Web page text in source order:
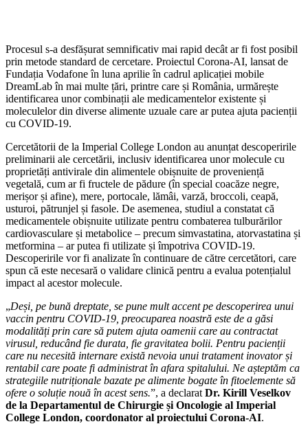
Procesul s-a desfășurat semnificativ mai rapid decât ar fi fost posibil
prin metode standard de cercetare. Proiectul Corona-AI, lansat de
Fundația Vodafone în luna aprilie în cadrul aplicației mobile
DreamLab în mai multe țări, printre care și România, urmărește
identificarea unor combinații ale medicamentelor existente și
moleculelor din diverse alimente uzuale care ar putea ajuta pacienții
cu COVID-19.
Cercetătorii de la Imperial College London au anunțat descoperirile
preliminarii ale cercetării, inclusiv identificarea unor molecule cu
proprietăți antivirale din alimentele obișnuite de proveniență
vegetală, cum ar fi fructele de pădure (în special coacăze negre,
merișor și afine), mere, portocale, lămâi, varză, broccoli, ceapă,
usturoi, pătrunjel și fasole. De asemenea, studiul a constatat că
medicamentele obișnuite utilizate pentru combaterea tulburărilor
cardiovasculare și metabolice – precum simvastatina, atorvastatina și
metformina – ar putea fi utilizate și împotriva COVID-19.
Descoperirile vor fi analizate în continuare de către cercetători, care
spun că este necesară o validare clinică pentru a evalua potențialul
impact al acestor molecule.
„Deși, pe bună dreptate, se pune mult accent pe descoperirea unui
vaccin pentru COVID-19, preocuparea noastră este de a găsi
modalități prin care să putem ajuta oamenii care au contractat
virusul, reducând fie durata, fie gravitatea bolii. Pentru pacienții
care nu necesită internare există nevoia unui tratament inovator și
rentabil care poate fi administrat în afara spitalului. Ne așteptăm ca
strategiile nutriționale bazate pe alimente bogate în fitoelemente să
ofere o soluție nouă în acest sens.”, a declarat Dr. Kirill Veselkov
de la Departamentul de Chirurgie și Oncologie al Imperial
College London, coordonator al proiectului Corona-AI.